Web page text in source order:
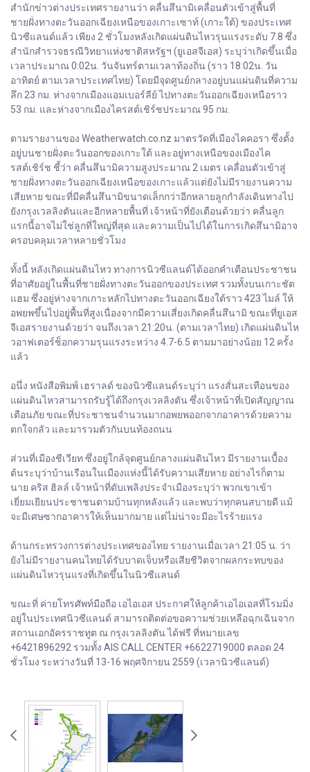
สำนักข่าวต่างประเทศรายงานว่า คลื่นสึนามิเคลื่อนตัวเข้าสู่พื้นที่
ชายฝั่งทางตะวันออกเฉียงเหนือของเกาะเซาท์ (เกาะใต้) ของประเทศ
นิวซีแลนด์แล้ว เพียง 2 ชั่วโมงหลังเกิดแผ่นดินไหวรุนแรงระดับ 7.8 ซึ่ง
สำนักสำรวจธรณีวิทยาแห่งชาติสหรัฐฯ (ยูเอสจีเอส) ระบุว่าเกิดขึ้นเมื่อ
เวลาประมาณ 0:02น. วันจันทร์ตามเวลาท้องถิ่น (ราว 18:02น. วัน
อาทิตย์ ตามเวลาประเทศไทย) โดยมีจุดศูนย์กลางอยู่บนแผ่นดินที่ความ
ลึก 23 กม. ห่างจากเมืองแอมเบอร์ลีย์ ไปทางตะวันออกเฉียงเหนือราว
53 กม. และห่างจากเมืองไครสต์เชิร์ชประมาณ 95 กม.
ตามรายงานของ Weatherwatch.co.nz มาตรวัดที่เมืองไคคอรา ซึ่งตั้ง
อยู่บนชายฝั่งตะวันออกของเกาะใต้ และอยู่ทางเหนือของเมืองไค
รสต์เชิร์ช ชี้ว่า คลื่นสึนามิความสูงประมาณ 2 เมตร เคลื่อนตัวเข้าสู่
ชายฝั่งทางตะวันออกเฉียงเหนือของเกาะแล้วแต่ยังไม่มีรายงานความ
เสียหาย ขณะที่มีคลื่นสึนามิขนาดเล็กกว่าอีกหลายลูกกำลังเดินทางไป
ยังกรุงเวลลิงตันและอีกหลายพื้นที่ เจ้าหน้าที่ยังเตือนด้วยว่า คลื่นลูก
แรกนี้อาจไม่ใช่ลูกที่ใหญ่ที่สุด และความเป็นไปได้ในการเกิดสึนามิอาจ
ครอบคลุมเวลาหลายชั่วโมง
ทั้งนี้ หลังเกิดแผ่นดินไหว ทางการนิวซีแลนด์ได้ออกคำเตือนประชาชน
ที่อาศัยอยู่ในพื้นที่ชายฝั่งทางตะวันออกของประเทศ รวมทั้งบนเกาะชัต
แฮม ซึ่งอยู่ห่างจากเกาะหลักไปทางตะวันออกเฉียงใต้ราว 423 ไมล์ ให้
อพยพขึ้นไปอยู่พื้นที่สูงเนื่องจากมีความเสี่ยงเกิดคลื่นสึนามิ ขณะที่ยูเอส
จีเอสรายงานด้วยว่า จนถึงเวลา 21:20น. (ตามเวลาไทย) เกิดแผ่นดินไห
วอาฟเตอร์ช็อกความรุนแรงระหว่าง 4.7-6.5 ตามมาอย่างน้อย 12 ครั้ง
แล้ว
อนึ่ง หนังสือพิมพ์ เฮราลด์ ของนิวซีแลนด์ระบุว่า แรงสั่นสะเทือนของ
แผ่นดินไหวสามารถรับรู้ได้ถึงกรุงเวลลิงตัน ซึ่งเจ้าหน้าที่เปิดสัญญาณ
เตือนภัย ขณะที่ประชาชนจำนวนมากอพยพออกจากอาคารด้วยความ
ตกใจกลัว และมารวมตัวกันบนท้องถนน
ส่วนที่เมืองชีเวียท ซึ่งอยู่ใกล้จุดศูนย์กลางแผ่นดินไหว มีรายงานเบื้อง
ต้นระบุว่าบ้านเรือนในเมืองแห่งนี้ได้รับความเสียหาย อย่างไรก็ตาม
นาย คริส ฮิลล์ เจ้าหน้าที่ดับเพลิงประจำเมืองระบุว่า พวกเขาเข้า
เยี่ยมเยียนประชาชนตามบ้านทุกหลังแล้ว และพบว่าทุกคนสบายดี แม้
จะมีเศษซากอาคารให้เห็นมากมาย แต่ไม่น่าจะมีอะไรร้ายแรง
ด้านกระทรวงการต่างประเทศของไทย รายงานเมื่อเวลา 21:05 น. ว่า
ยังไม่มีรายงานคนไทยได้รับบาดเจ็บหรือเสียชีวิตจากผลกระทบของ
แผ่นดินไหวรุนแรงที่เกิดขึ้นในนิวซีแลนด์
ขณะที่ ค่ายโทรศัพท์มือถือ เอไอเอส ประกาศให้ลูกค้าเอไอเอสที่โรมมิ่ง
อยู่ในประเทศนิวซีแลนด์ สามารถติดต่อขอความช่วยเหลือฉุกเฉินจาก
สถานเอกอัครราชทูต ณ กรุงเวลลิงตัน ได้ฟรี ที่หมายเลข
+6421896292 รวมทั้ง AIS CALL CENTER +6622719000 ตลอด 24
ชั่วโมง ระหว่างวันที่ 13-16 พฤศจิกายน 2559 (เวลานิวซีแลนด์)